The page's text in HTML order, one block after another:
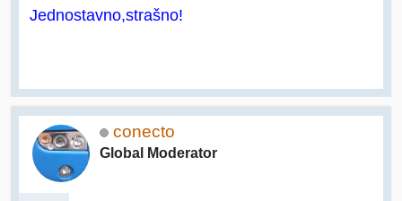
Jednostavno,strašno!
conecto
Global Moderator